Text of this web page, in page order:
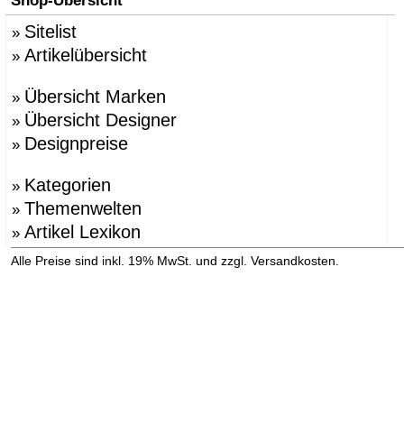
» Sitelist
» Artikelübersicht
» Übersicht Marken
» Übersicht Designer
» Designpreise
» Kategorien
» Themenwelten
» Artikel Lexikon
Alle Preise sind inkl. 19% MwSt. und zzgl. Versandkosten.